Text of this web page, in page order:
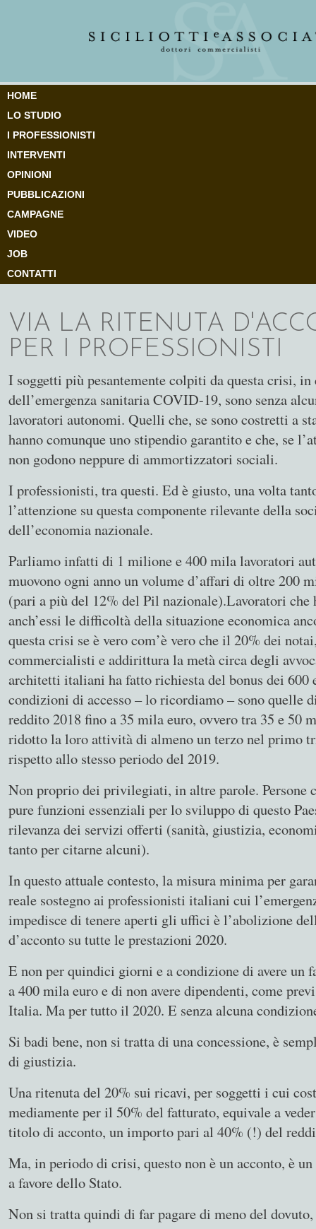
HOME
LO STUDIO
I PROFESSIONISTI
INTERVENTI
OPINIONI
PUBBLICAZIONI
CAMPAGNE
VIDEO
JOB
CONTATTI
VIA LA RITENUTA
PER I PROFESSIONISTI
I soggetti più pesantemente colpiti da questa crisi, in
dell’emergenza sanitaria COVID-19, sono senza
lavoratori autonomi. Quelli che, se sono costretti a
hanno comunque uno stipendio garantito e che, se
non godono neppure di ammortizzatori sociali.
I professionisti, tra questi. Ed è giusto, una volta
l’attenzione su questa componente rilevante della
dell’economia nazionale.
Parliamo infatti di 1 milione e 400 mila lavoratori
muovono ogni anno un volume d’affari di oltre 200
(pari a più del 12% del Pil nazionale).Lavoratori che
anch’essi le difficoltà della situazione economica
questa crisi se è vero com’è vero che il 20% dei
commercialisti e addirittura la metà circa degli
architetti italiani ha fatto richiesta del bonus dei 600
condizioni di accesso – lo ricordiamo – sono quelle
reddito 2018 fino a 35 mila euro, ovvero tra 35 e 50
ridotto la loro attività di almeno un terzo nel primo
rispetto allo stesso periodo del 2019.
Non proprio dei privilegiati, in altre parole. Persone
pure funzioni essenziali per lo sviluppo di questo
rilevanza dei servizi offerti (sanità, giustizia,
tanto per citarne alcuni).
In questo attuale contesto, la misura minima per
reale sostegno ai professionisti italiani cui
impedisce di tenere aperti gli uffici è l’abolizione
d’acconto su tutte le prestazioni 2020.
E non per quindici giorni e a condizione di avere un
a 400 mila euro e di non avere dipendenti, come
Italia. Ma per tutto il 2020. E senza alcuna
Si badi bene, non si tratta di una concessione, è
di giustizia.
Una ritenuta del 20% sui ricavi, per soggetti i cui
mediamente per il 50% del fatturato, equivale a
titolo di acconto, un importo pari al 40% (!) del
Ma, in periodo di crisi, questo non è un acconto, è
a favore dello Stato.
Non si tratta quindi di far pagare di meno del